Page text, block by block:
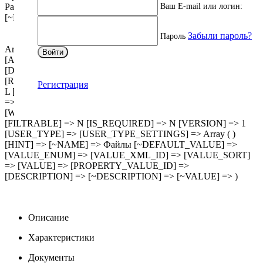
Разветвитель_ФОТОН_с_USB_быстрой_зарядкой.pdf )
[~DESCRIPTION] => Array ( [0] => ) )
Array ( [ID] => 1120 [IBLOCK_ID] => 116 [NAME] => Файлы
[ACTIVE] => Y [SORT] => 11 [CODE] => FILES
[DEFAULT_VALUE] => [PROPERTY_TYPE] => F
[ROW_COUNT] => 1 [COL_COUNT] => 30 [LIST_TYPE] =>
L [MULTIPLE] => Y [XML_ID] => CML2_FILES [FILE_TYPE]
=> [MULTIPLE_CNT] => 1 [LINK_IBLOCK_ID] => 0
[WITH_DESCRIPTION] => Y [SEARCHABLE] => N
[FILTRABLE] => N [IS_REQUIRED] => N [VERSION] => 1
[USER_TYPE] => [USER_TYPE_SETTINGS] => Array ( )
[HINT] => [~NAME] => Файлы [~DEFAULT_VALUE] =>
[VALUE_ENUM] => [VALUE_XML_ID] => [VALUE_SORT]
=> [VALUE] => [PROPERTY_VALUE_ID] =>
[DESCRIPTION] => [~DESCRIPTION] => [~VALUE] => )
Описание
Характеристики
Документы
Ваш E-mail или логин:
Пароль Забыли пароль?
Войти
Регистрация